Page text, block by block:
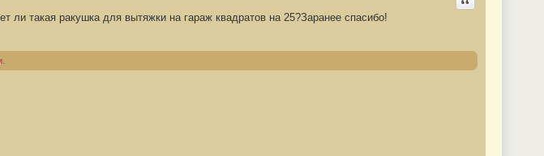
ли такая ракушка для вытяжки на гараж квадратов на 25?Заранее спасибо!